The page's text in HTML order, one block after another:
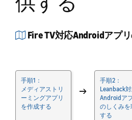
Fire TV対応Androidアプ
手順1：
メディアストリ
ーミングアプリ
を作成する
→
手順2：
Leanback
Androidア
のしくみを
する